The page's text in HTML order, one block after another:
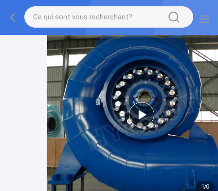
1/6